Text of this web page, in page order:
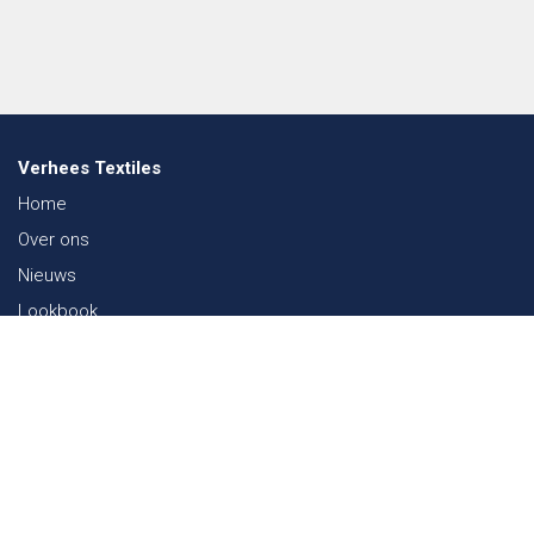
Verhees Textiles
Home
Over ons
Nieuws
Lookbook